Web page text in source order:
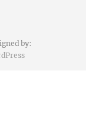
by: